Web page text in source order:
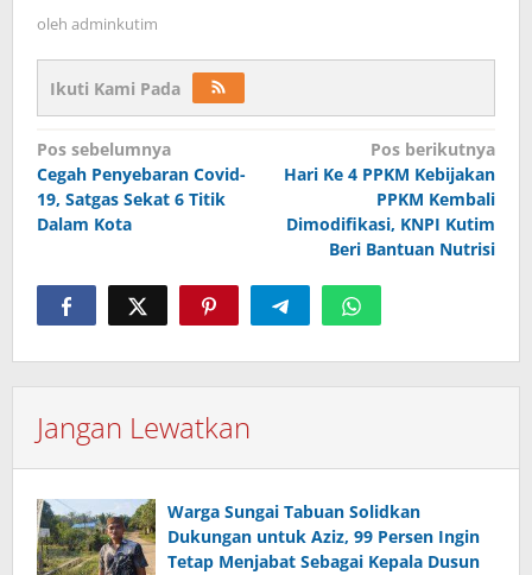
oleh adminkutim
Ikuti Kami Pada
Navigasi
pos
Pos sebelumnya
Cegah Penyebaran Covid-
19, Satgas Sekat 6 Titik
Dalam Kota
Pos berikutnya
Hari Ke 4 PPKM Kebijakan
PPKM Kembali
Dimodifikasi, KNPI Kutim
Beri Bantuan Nutrisi
Jangan Lewatkan
Warga Sungai Tabuan Solidkan
Dukungan untuk Aziz, 99 Persen Ingin
Tetap Menjabat Sebagai Kepala Dusun